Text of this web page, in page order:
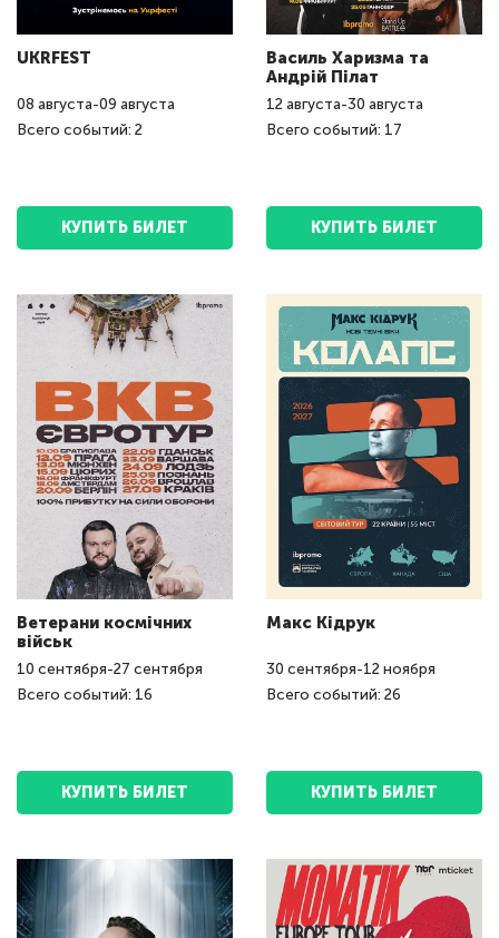
UKRFEST
08 августа-09 августа
Всего событий: 2
КУПИТЬ БИЛЕТ
Василь Харизма та
Андрій Пілат
12августа-30 августа
Всего событий: 17
КУПИТЬ БИЛЕТ
Ветерани космічних
військ
10 сентября-27 сентября
Всего событий: 16
КУПИТЬ БИЛЕТ
Макс Кідрук
30 сентября-12ноября
Всего событий: 26
КУПИТЬ БИЛЕТ